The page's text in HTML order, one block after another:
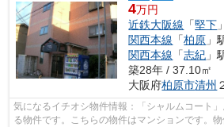
4万円
近鉄大阪線 「堅下
関西本線 「柏原 」
関西本線 「志紀 」
築28年 / 37.10㎡
大阪府柏原市清州
気になるイチオシ物件情報：「シャルムコート
る物件です。こちらの物件はマンションです。